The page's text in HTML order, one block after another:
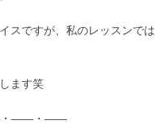
スですが、私のレッスンでは
ます笑
――・――